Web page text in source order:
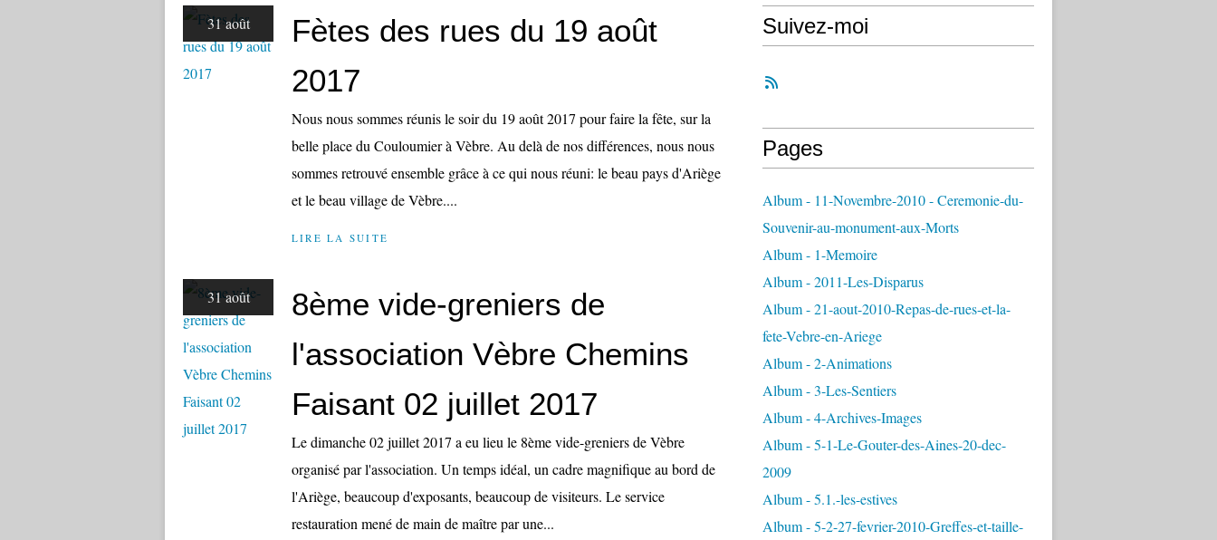
31 août
Fètes des rues du 19 août
2017
Nous nous sommes réunis le soir du 19 août 2017 pour faire la fête, sur la
belle place du Couloumier à Vèbre. Au delà de nos différences, nous nous
sommes retrouvé ensemble grâce à ce qui nous réuni: le beau pays d'Ariège
et le beau village de Vèbre....
LIRE LA SUITE
31 août
8ème vide-greniers de
l'association Vèbre Chemins
Faisant 02 juillet 2017
Le dimanche 02 juillet 2017 a eu lieu le 8ème vide-greniers de Vèbre
organisé par l'association. Un temps idéal, un cadre magnifique au bord de
l'Ariège, beaucoup d'exposants, beaucoup de visiteurs. Le service
restauration mené de main de maître par une...
Suivez-moi
Pages
Album - 11-Novembre-2010 - Ceremonie-du-
Souvenir-au-monument-aux-Morts
Album - 1-Memoire
Album - 2011-Les-Disparus
Album - 21-aout-2010-Repas-de-rues-et-la-
fete-Vebre-en-Ariege
Album - 2-Animations
Album - 3-Les-Sentiers
Album - 4-Archives-Images
Album - 5-1-Le-Gouter-des-Aines-20-dec-
2009
Album - 5.1.-les-estives
Album - 5-2-27-fevrier-2010-Greffes-et-taille-